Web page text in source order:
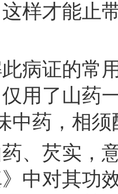
样才能止
病证的常
用了山药
中药，相
、芡实，
中对其功